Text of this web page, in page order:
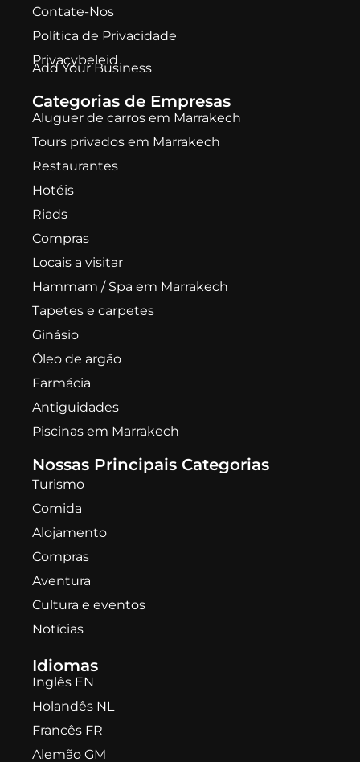
Contate-Nos
Política de Privacidade
Privacybeleid
Add Your Business
Categorias de Empresas
Aluguer de carros em Marrakech
Tours privados em Marrakech
Restaurantes
Hotéis
Riads
Compras
Locais a visitar
Hammam / Spa em Marrakech
Tapetes e carpetes
Ginásio
Óleo de argão
Farmácia
Antiguidades
Piscinas em Marrakech
Nossas Principais Categorias
Turismo
Comida
Alojamento
Compras
Aventura
Cultura e eventos
Notícias
Idiomas
Inglês EN
Holandês NL
Francês FR
Alemão GM